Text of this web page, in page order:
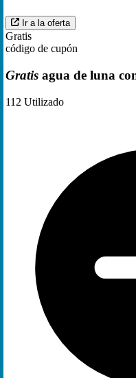
Ir a la oferta
Gratis
código de cupón
Gratis agua de luna
112 Utilizado